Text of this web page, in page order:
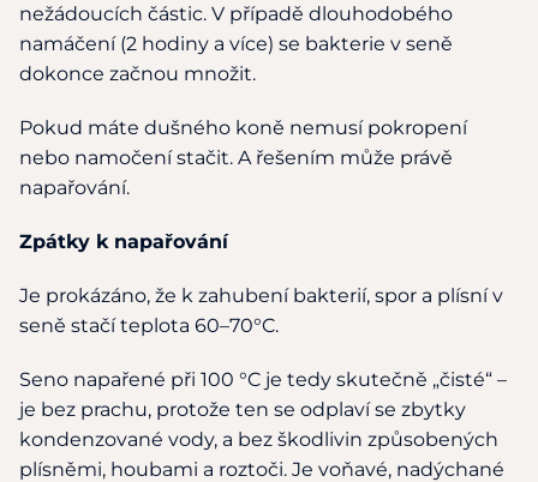
nežádoucích částic. V případě dlouhodobého
namáčení (2 hodiny a více) se bakterie v seně
dokonce začnou množit.
Pokud máte dušného koně nemusí pokropení
nebo namočení stačit. A řešením může právě
napařování.
Zpátky k napařování
Je prokázáno, že k zahubení bakterií, spor a plísní v
seně stačí teplota 60–70°C.
Seno napařené při 100 °C je tedy skutečně „čisté“ –
je bez prachu, protože ten se odplaví se zbytky
kondenzované vody, a bez škodlivin způsobených
plísněmi, houbami a roztoči. Je voňavé, nadýchané